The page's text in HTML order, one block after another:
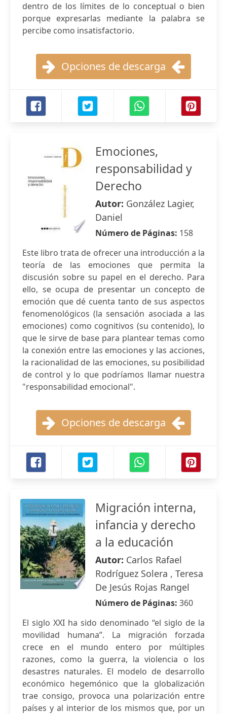
dentro de los límites de lo conceptual o bien
porque expresarlas mediante la palabra se
percibe como insatisfactorio.
Opciones de descarga
Emociones,
responsabilidad y
Derecho
Autor: González Lagier,
Daniel
Número de Páginas: 158
Este libro trata de ofrecer una introducción a la
teoría de las emociones que permita la
discusión sobre su papel en el derecho. Para
ello, se ocupa de presentar un concepto de
emoción que dé cuenta tanto de sus aspectos
fenomenológicos (la sensación asociada a las
emociones) como cognitivos (su contenido), lo
que le sirve de base para plantear temas como
la conexión entre las emociones y las acciones,
la racionalidad de las emociones, su posibilidad
de control y lo que podríamos llamar nuestra
"responsabilidad emocional".
Opciones de descarga
Migración interna,
infancia y derecho
a la educación
Autor: Carlos Rafael
Rodríguez Solera , Teresa
De Jesús Rojas Rangel
Número de Páginas: 360
El siglo XXI ha sido denominado “el siglo de la
movilidad humana”. La migración forzada
crece en el mundo entero por múltiples
razones, como la guerra, la violencia o los
desastres naturales. El modelo de desarrollo
económico hegemónico que la globalización
trae consigo, provoca una polarización entre
países y al interior de los mismos que, por un